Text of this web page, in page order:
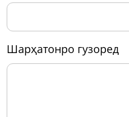
шарҳатонро гузоред